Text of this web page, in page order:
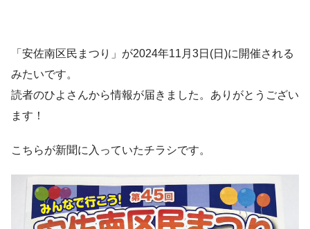
「安佐南区民まつり」が2024年11月3日(日)に開催される
みたいです。
読者のひよさんから情報が届きました。ありがとうござい
ます！
こちらが新聞に入っていたチラシです。